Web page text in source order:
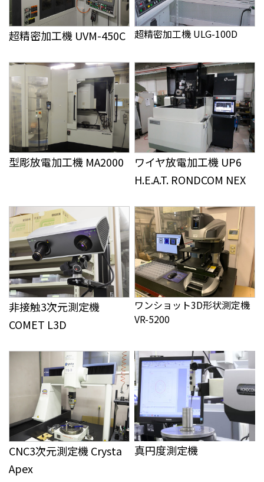
超精密加工機 UVM-450C 超精密加工機 ULG-100D
型彫放電加工機 MA2000
ワイヤ放電加工機 UP6
H.E.A.T. RONDCOM NEX
非接触3次元測定機
COMET L3D
ワンショット3D形状測定機
VR-5200
CNC3次元測定機 Crysta
Apex
真円度測定機